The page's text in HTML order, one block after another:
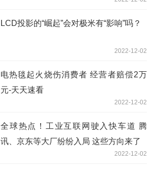
LCD投影的“崛起”会对极米有“影响”吗？
2022-12-02
电热毯起火烧伤消费者 经营者赔偿2万
元-天天速看
2022-12-02
全球热点！工业互联网驶入快车道 腾
讯、京东等大厂纷纷入局 这些方向来了
2022-12-02